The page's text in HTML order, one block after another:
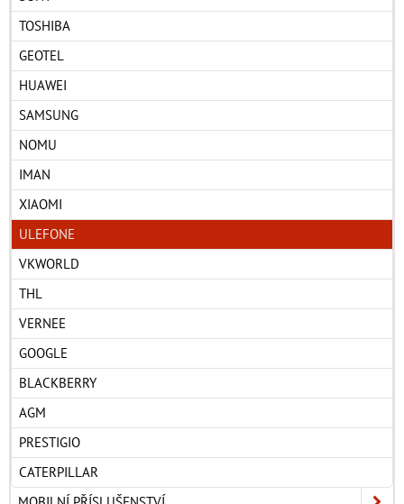
TOSHIBA
GEOTEL
HUAWEI
SAMSUNG
NOMU
IMAN
XIAOMI
ULEFONE
VKWORLD
THL
VERNEE
GOOGLE
BLACKBERRY
AGM
PRESTIGIO
CATERPILLAR